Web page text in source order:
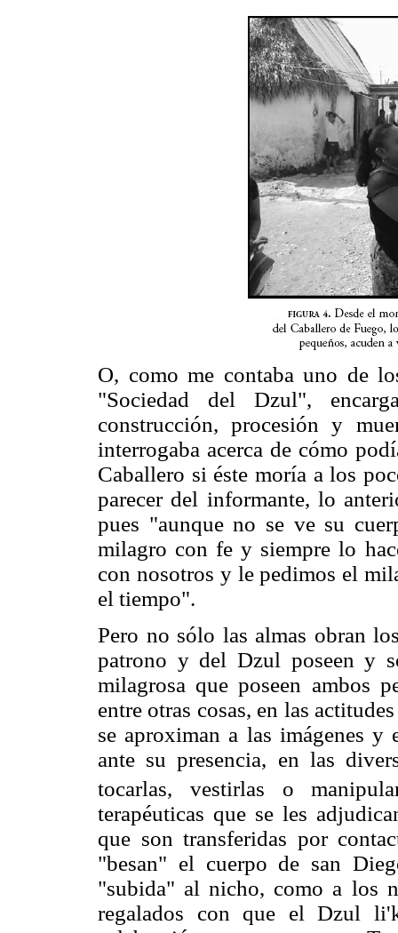
O, como me contaba uno de
"Sociedad del Dzul",
construcción, procesión y
interrogaba acerca de cómo
Caballero si éste moría a los
parecer del informante, lo
pues "aunque no se ve su
milagro con fe y siempre lo
con nosotros y le pedimos el
el tiempo".
Pero no sólo las almas obran
patrono y del Dzul poseen y
milagrosa que poseen ambos
entre otras cosas, en las
se aproximan a las imágenes y
ante su presencia, en las
tocarlas, vestirlas o
terapéuticas que se les
que son transferidas por
"besan" el cuerpo de san
"subida" al nicho, como a los
regalados con que el Dzul